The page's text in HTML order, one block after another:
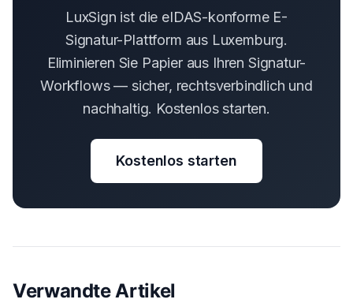
LuxSign ist die eIDAS-konforme E-
Signatur-Plattform aus Luxemburg.
Eliminieren Sie Papier aus Ihren Signatur-
Workflows — sicher, rechtsverbindlich und
nachhaltig. Kostenlos starten.
Kostenlos starten
Verwandte Artikel